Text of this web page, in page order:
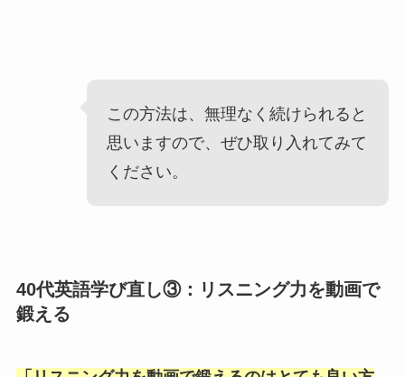
この方法は、無理なく続けられると
思いますので、ぜひ取り入れてみて
ください。
40代英語学び直し③：リスニング力を動画で
鍛える